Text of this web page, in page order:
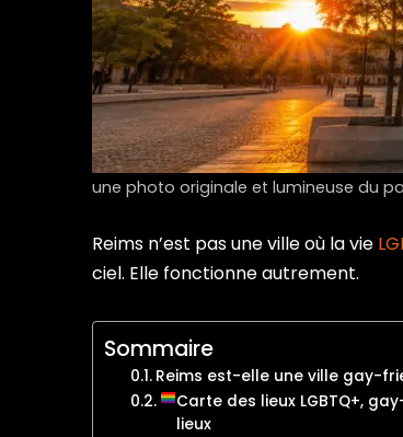
une photo originale et lumineuse du
Reims n’est pas une ville où la vie
ciel. Elle fonctionne autrement.
Sommaire
Reims est-elle une ville gay-
Carte des lieux LGBTQ+,
lieux